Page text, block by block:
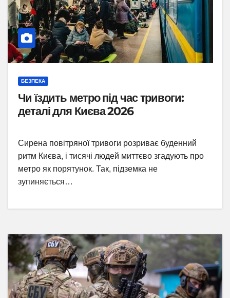
БЕЗПЕКА
Чи їздить метро під час тривоги:
деталі для Києва 2026
Сирена повітряної тривоги розриває буденний
ритм Києва, і тисячі людей миттєво згадують про
метро як порятунок. Так, підземка не
зупиняється…